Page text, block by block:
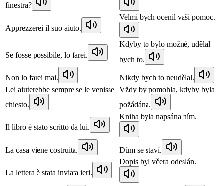
finestra?
Apprezzerei il suo aiuto.
Velmi bych ocenil vaši pomoc.
Se fosse possibile, lo farei.
Kdyby to bylo možné, udělal
bych to.
Non lo farei mai.
Nikdy bych to neudělal.
Lei aiuterebbe sempre se le venisse
chiesto.
Vždy by pomohla, kdyby byla
požádána.
Il libro è stato scritto da lui.
Kniha byla napsána ním.
La casa viene costruita. Dům se staví.
La lettera è stata inviata ieri.
Dopis byl včera odeslán.